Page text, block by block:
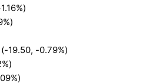
19.50, -0.79%)